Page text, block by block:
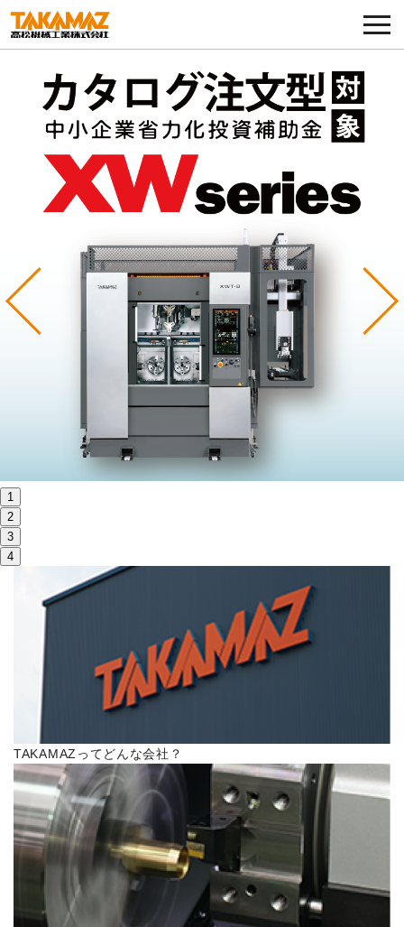
各種お問い合わせ・部品注文
採用に関してはこちらから
企業情報
展示会・イベント
コラム
製品ラインナップ
サステナビリティ
お問い合わせ
高松流技
ご利用に際して
当社のセキュリティへの取り組み
プライバシーポリシー
Previous
1
2
3
4
TAKAMAZってどんな会社？